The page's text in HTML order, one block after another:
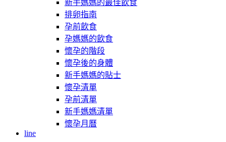
新手媽媽的最佳飲食
排卵指南
孕前飲食
孕媽媽的飲食
懷孕的階段
懷孕後的身體
新手媽媽的貼士
懷孕清單
孕前清單
新手媽媽清單
懷孕月曆
line